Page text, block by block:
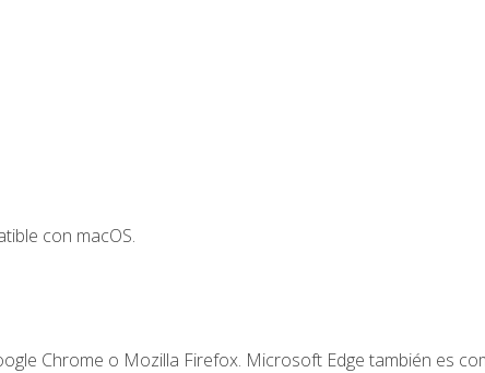
con macOS.
Chrome o Mozilla Firefox. Microsoft Edge también es